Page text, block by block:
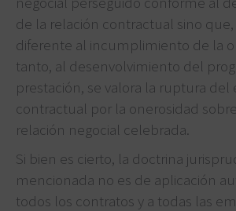
de la relación contractual sino
diferente al incumplimiento de la
tanto, al desenvolvimiento del
prestación, se valora la ruptura del
contractual por la onerosidad
relación negocial celebrada.
Si bien es cierto, la doctrina
mencionada no es de aplicación
todos los contratos y a todas las